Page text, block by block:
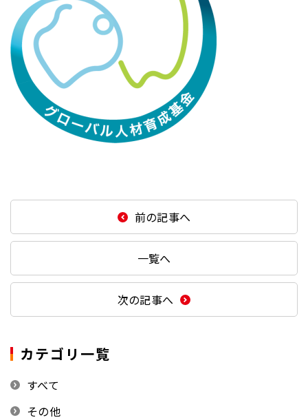
前の記事へ
一覧へ
次の記事へ
カテゴリ一覧
すべて
その他